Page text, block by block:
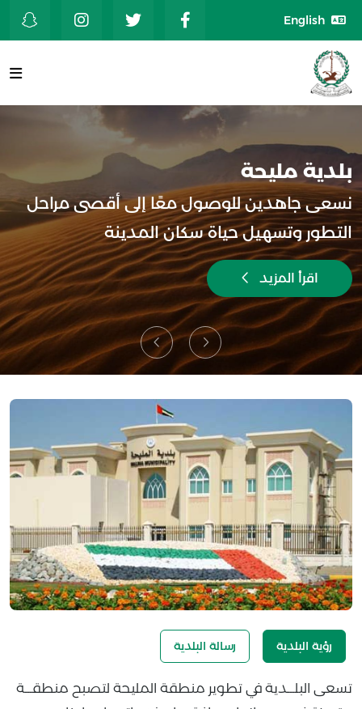
English
بلدية مليحة
نسعى جاهدين للوصول معًا إلى أقصى مراحل
التطور وتسهيل حياة سكان المدينة
اقرأ المزيد
رؤية البلدية رسالة البلدية
تسعى البلـــدية في تطوير منطقة المليحة لتصبح منطقـــة